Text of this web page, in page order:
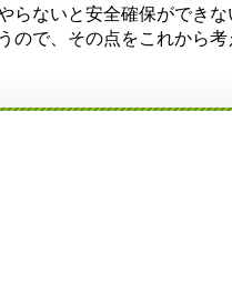
ないと安全確保ができ
で、その点をこれから考